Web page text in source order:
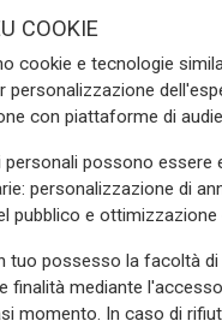
polizia locale
COOKIE
cookie e tecnologie
personalizzazione
con piattaforme di
personali possono essere
personalizzazione di
pubblico e ottimizzazione
tuo possesso la facoltà
finalità mediante
momento. In caso di